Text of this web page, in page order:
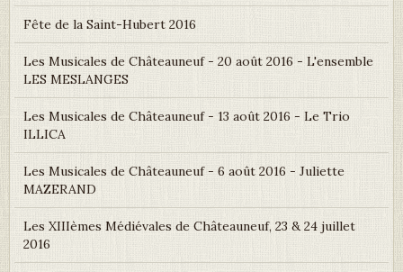
Fête de la Saint-Hubert 2016
Les Musicales de Châteauneuf - 20 août 2016 - L'ensemble
LES MESLANGES
Les Musicales de Châteauneuf - 13 août 2016 - Le Trio
ILLICA
Les Musicales de Châteauneuf - 6 août 2016 - Juliette
MAZERAND
Les XIIIèmes Médiévales de Châteauneuf, 23 & 24 juillet
2016